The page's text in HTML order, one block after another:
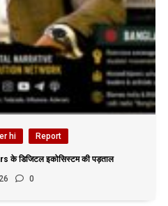
hi Report
के डिजिटल इकोसिस्टम की पड़ताल
0